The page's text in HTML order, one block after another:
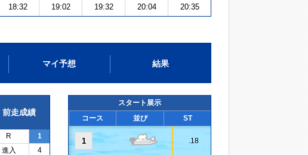
18:32 19:02 19:32 20:04 20:35
マイ予想 結果
前走成績
R
1
進入
4
スタート展示
コース
並び ST
1 .18